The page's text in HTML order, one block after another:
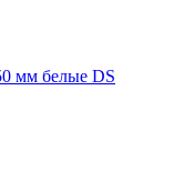
мм белые DS